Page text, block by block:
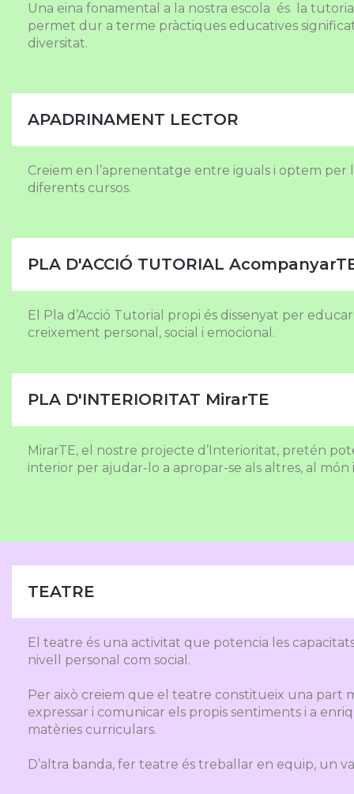
Una eina fonamental a la nostra escola és la
permet dur a terme pràctiques educatives
diversitat.
APADRINAMENT LECTOR
Creiem en l’aprenentatge entre iguals i optem per
diferents cursos.
PLA D'ACCIÓ TUTORIAL
El Pla d’Acció Tutorial propi és dissenyat per
creixement personal, social i emocional.
PLA D'INTERIORITAT MirarTE
MirarTE, el nostre projecte d’Interioritat, pretén
interior per ajudar-lo a apropar-se als altres, al món
TEATRE
El teatre és una activitat que potencia les
nivell personal com social.
Per això creiem que el teatre constitueix una part
expressar i comunicar els propis sentiments i a
matèries curriculars.
D’altra banda, fer teatre és treballar en equip, un